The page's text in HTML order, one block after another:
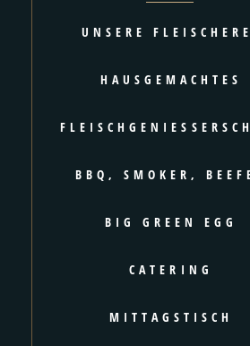
UNSERE
HAUSGEMACHTES
BBQ, SMOKER,
BIG GREEN EGG
CATERING
MITTAGSTISCH